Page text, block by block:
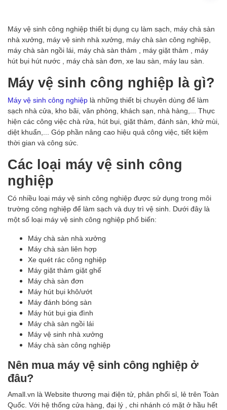
Máy vệ sinh công nghiệp thiết bị dụng cụ làm sạch, máy chà sàn
nhà xưởng, máy vệ sinh nhà xưởng, máy chà sàn công nghiệp,
máy chà sàn ngồi lái, máy chà sàn thảm , máy giặt thảm , máy
hút bụi hút nước , máy chà sàn đơn, xe lau sàn, máy lau sàn.
Máy vệ sinh công nghiệp là gì?
Máy vệ sinh công nghiệp là những thiết bị chuyên dùng để làm
sạch nhà cửa, kho bãi, văn phòng, khách sạn, nhà hàng,... Thực
hiện các công việc chà rửa, hút bụi, giặt thảm, đánh sàn, khử mùi,
diệt khuẩn,... Góp phần nâng cao hiệu quả công việc, tiết kiệm
thời gian và công sức.
Các loại máy vệ sinh công
nghiệp
Có nhiều loại máy vệ sinh công nghiệp được sử dụng trong môi
trường công nghiệp để làm sạch và duy trì vệ sinh. Dưới đây là
một số loại máy vệ sinh công nghiệp phổ biến:
Máy chà sàn nhà xưởng
Máy chà sàn liên hợp
Xe quét rác công nghiệp
Máy giặt thảm giặt ghế
Máy chà sàn đơn
Máy hút bụi khô/ướt
Máy đánh bóng sàn
Máy hút bụi gia đình
Máy chà sàn ngồi lái
Máy vệ sinh nhà xưởng
Máy chà sàn công nghiệp
Nên mua máy vệ sinh công nghiệp ở
đâu?
Amall.vn là Website thương mại điện tử, phân phối sỉ, lẻ trên Toàn
Quốc. Với hệ thống cửa hàng, đại lý , chi nhánh có mặt ở hầu hết